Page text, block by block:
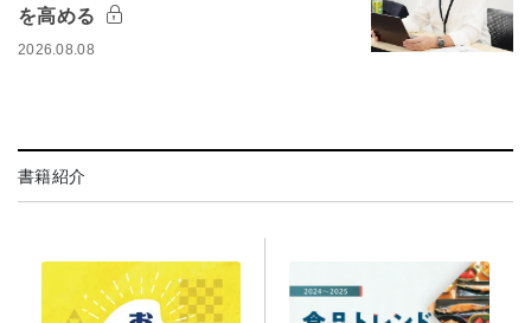
を高める
2026.08.08
書籍紹介